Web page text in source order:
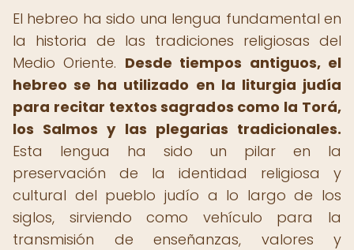
El hebreo ha sido una lengua fundamental en
la historia de las tradiciones religiosas del
Medio Oriente. Desde tiempos antiguos, el
hebreo se ha utilizado en la liturgia judía
para recitar textos sagrados como la Torá,
los Salmos y las plegarias tradicionales.
Esta lengua ha sido un pilar en la
preservación de la identidad religiosa y
cultural del pueblo judío a lo largo de los
siglos, sirviendo como vehículo para la
transmisión de enseñanzas, valores y